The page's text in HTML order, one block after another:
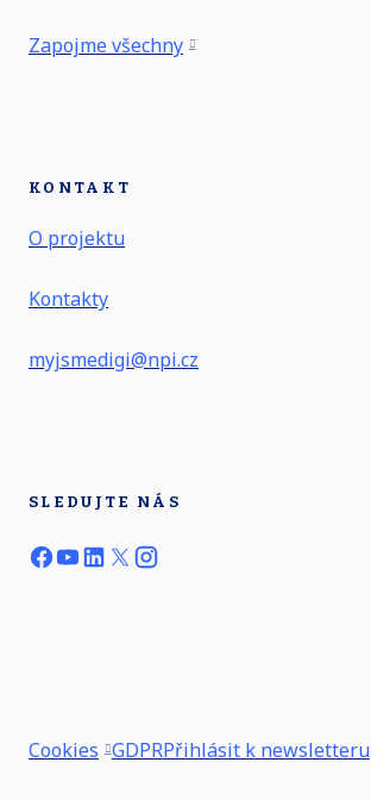
Zapojme všechny
KONTAKT
O projektu
Kontakty
myjsmedigi@npi.cz
SLEDUJTE NÁS
Cookies GDPRPřihlásit k newsletteru